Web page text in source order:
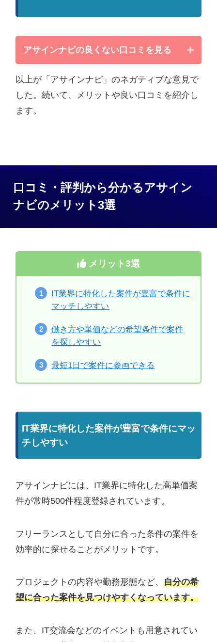
アサインナビの良くない口コミを見る
SESが40代で仕事無くなる問題？
以上が「アサインナビ」のネガティブな意見で
した。続いて、メリットや良い口コミを紹介し
ます。
口コミ・評判から分かるアサイン
ナビのメリット3選
メリット3選
IT業界に特化した案件が豊富で条件に
マッチしやすい
働き方や単価などの希望条件で案件
を探しやすい
最短1日で案件に参画できる
IT業界に特化した案件が豊富で条件にマッ
チしやすい
アサインナビには、IT業界に特化した高単価案
件が常時500件程度登録されています。
フリーランスとして自分に合った条件の案件を
効率的に探せることがメリットです。
プロジェクトの内容や勤務形態など、自分の希
望に合った案件を見つけやすくなっています。
また、IT交流会などのイベントも用意されてい